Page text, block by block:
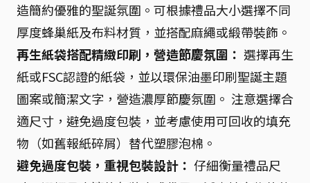
造簡約優雅的聖誕氛圍。可根據禮品大小選擇不同
厚度蜂巢紙及布料材質，並搭配麻繩或緞帶裝飾。
再生紙袋搭配精緻印刷，營造節慶氛圍： 選擇再生
紙或FSC認證的紙袋，並以環保油墨印刷聖誕主題
圖案或簡潔文字，營造濃厚節慶氛圍。 注意選擇合
適尺寸，避免過度包裝，並考慮使用可回收的填充
物（如舊報紙碎屑）替代塑膠泡棉。
避免過度包裝，重視包裝設計： 仔細衡量禮品尺